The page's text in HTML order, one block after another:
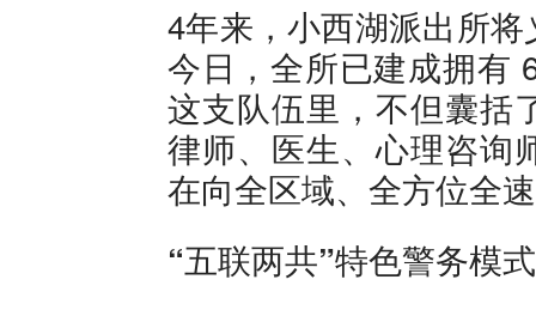
4年来，小西湖派出所
今日，全所已建成拥有
这支队伍里，不但囊括
律师、医生、心理咨询
在向全区域、全方位全
“五联两共”特色警务模式